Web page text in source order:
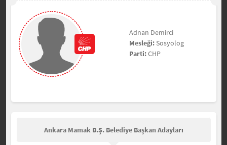
Adnan Demirci
Mesleği: Sosyolog
Parti:CHP
Ankara Mamak B.Ş. Belediye Başkan Adayları